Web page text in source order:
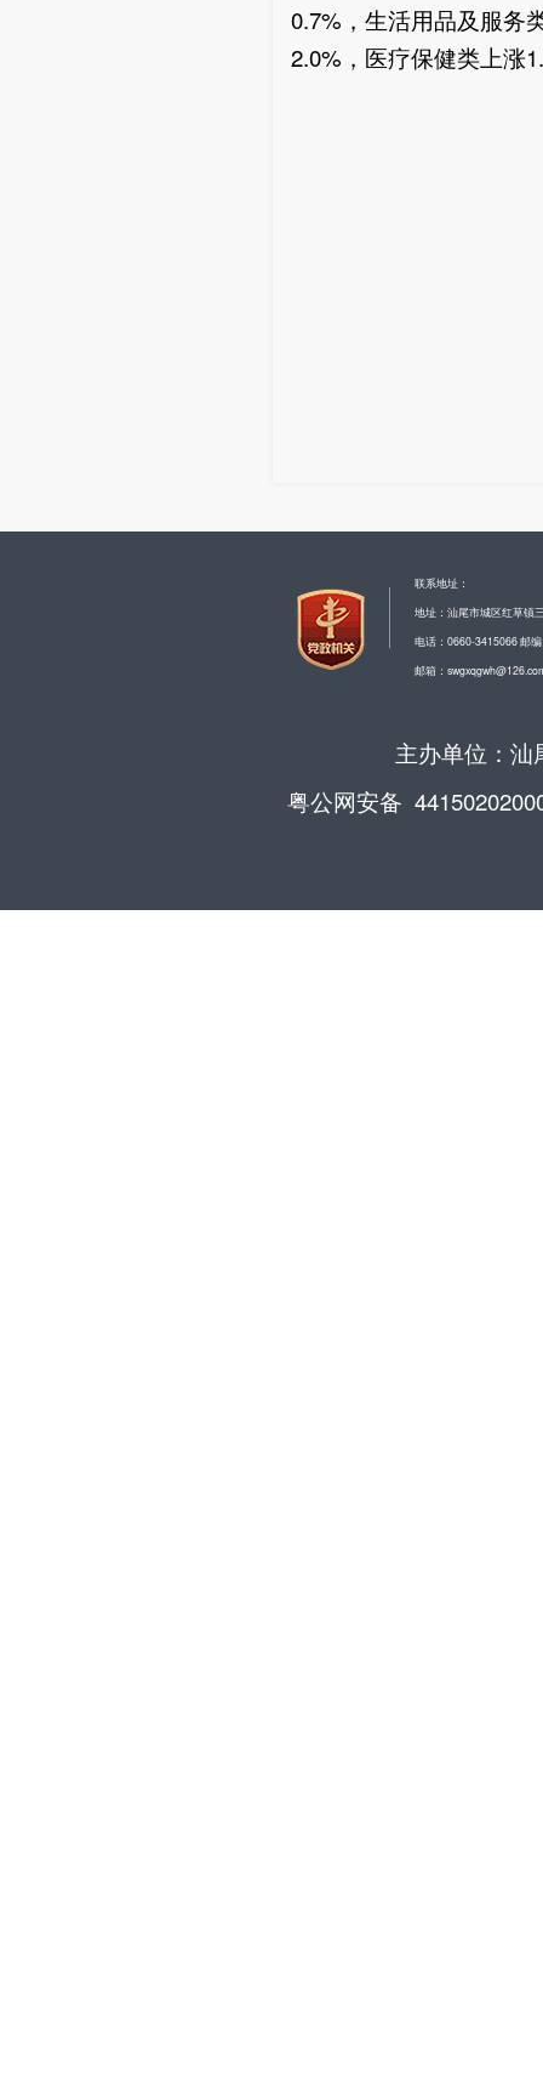
0.7%，生活用品及服务
2.0%，医疗保健类上涨
联系地址：
地址：汕尾市城区红草镇
电话：0660-3415066 邮
邮箱：
主办单位：汕
粤公网安备